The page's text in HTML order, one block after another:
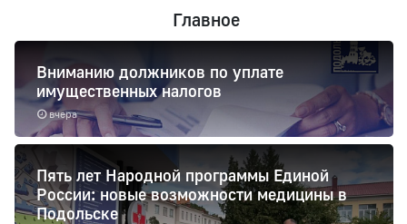
Главное
вчера
Вниманию должников по уплате
имущественных налогов
Пять лет Народной программы Единой
России: новые возможности медицины в
Подольске